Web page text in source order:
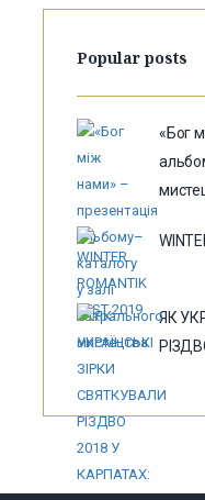
Popular posts
«Бог
ЯК